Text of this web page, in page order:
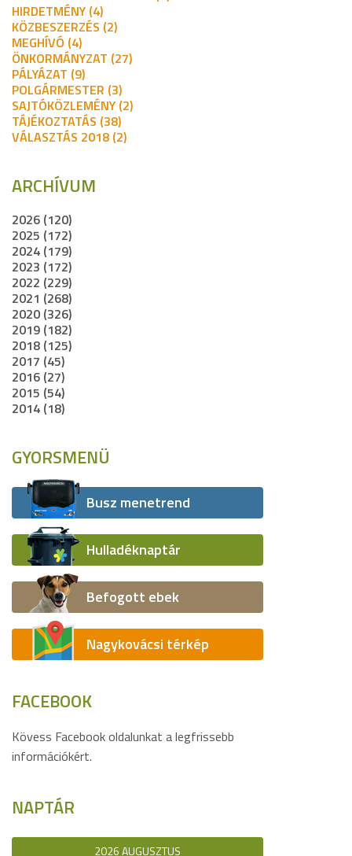
HIRDETMÉNY (4)
KÖZBESZERZÉS (2)
MEGHÍVÓ (4)
ÖNKORMÁNYZAT (27)
PÁLYÁZAT (9)
POLGÁRMESTER (3)
SAJTÓKÖZLEMÉNY (2)
TÁJÉKOZTATÁS (38)
VÁLASZTÁS 2018 (2)
ARCHÍVUM
2026 (120)
2025 (172)
2024 (179)
2023 (172)
2022 (229)
2021 (268)
2020 (326)
2019 (182)
2018 (125)
2017 (45)
2016 (27)
2015 (54)
2014 (18)
GYORSMENÜ
Busz menetrend
Hulladéknaptár
Befogott ebek
Nagykovácsi térkép
FACEBOOK
Kövess Facebook oldalunkat a legfrissebb
információkért.
NAPTÁR
2026 AUGUSZTUS